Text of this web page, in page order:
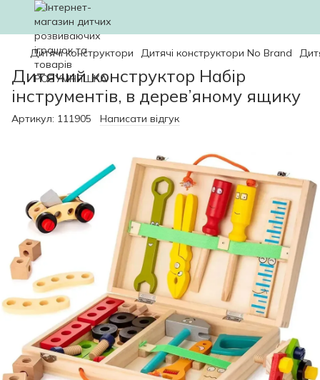
Дитячі конструктори Дитячі конструктори No Brand
Дитячий конструктор Набір
інструментів, в дерев’яному ящику
Артикул: 111905 Написати відгук